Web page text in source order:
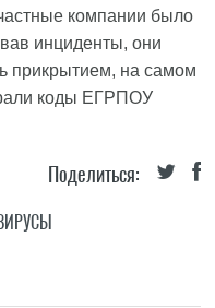
компании было
инциденты, они
прикрытием, на самом
коды ЕГРПОУ
Поделиться: